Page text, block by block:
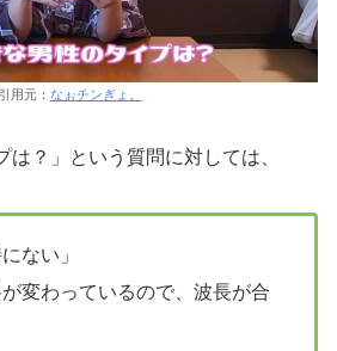
引用元： なぉチンぎょ。
は？」という質問に対しては、
ない」
が変わっているので、波長が合